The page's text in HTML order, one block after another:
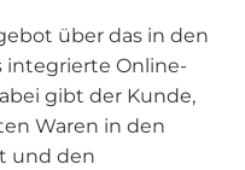
über das in den
integrierte Online-
gibt der Kunde,
Waren in den
und den